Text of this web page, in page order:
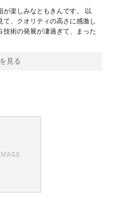
が楽しみなともきんです。 以
、クオリティの高さに感激し
技術の発展が凄過ぎて、まった
見る